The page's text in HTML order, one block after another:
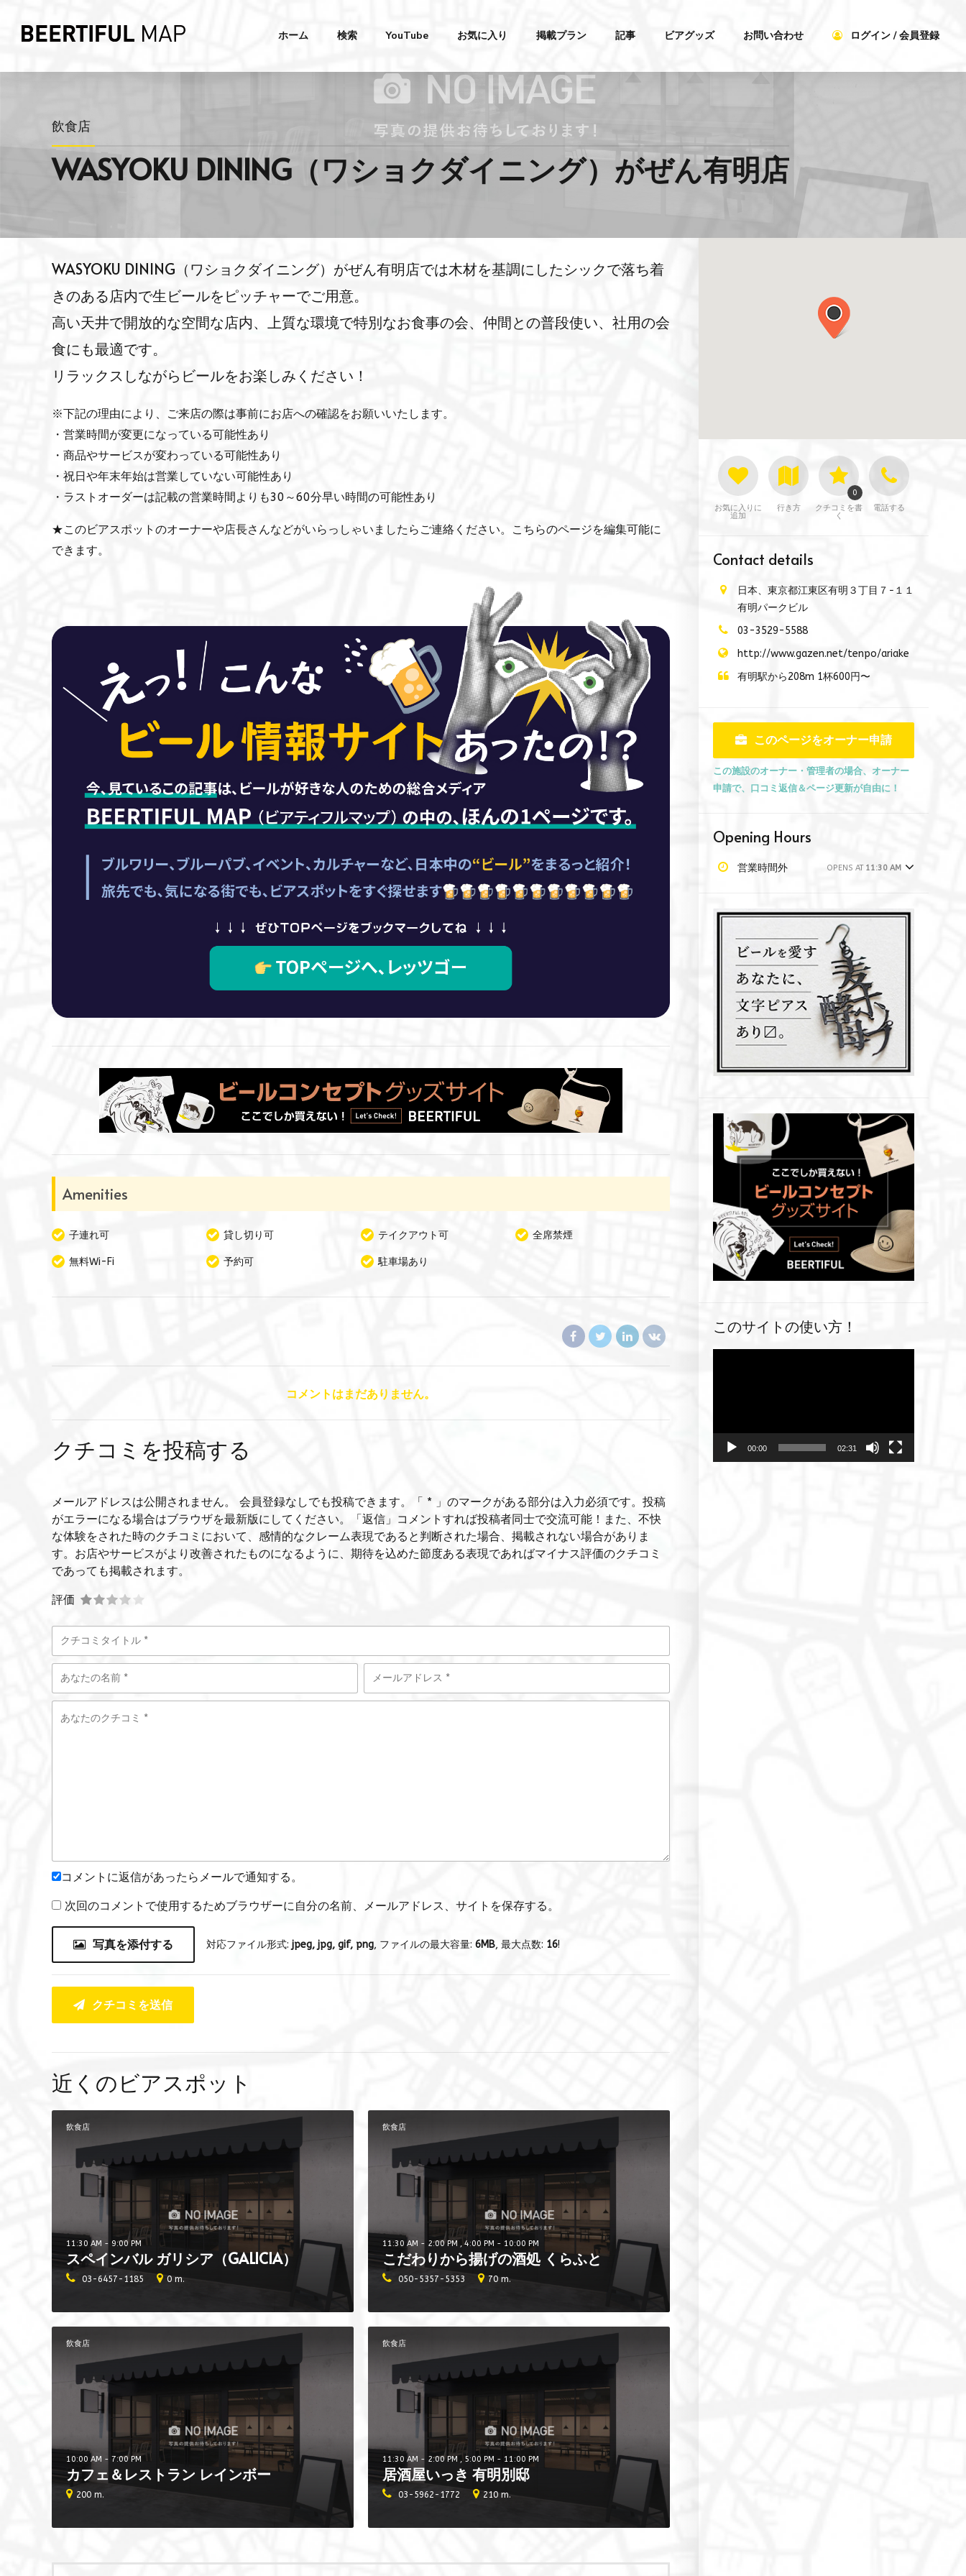
ログイン / 会員登録
ホーム 検索 YouTube お気に入り 掲載プラン 記事 ビアグッズ お問い合わせ
飲食店
WASYOKU DINING（ワショクダイニング）がぜん有明店
WASYOKU DINING（ワショクダイニング）がぜん有明店では木材を基調にしたシックで落ち着
きのある店内で生ビールをピッチャーでご用意。
高い天井で開放的な空間な店内、上質な環境で特別なお食事の会、仲間との普段使い、社用の会
食にも最適です。
リラックスしながらビールをお楽しみください！
※下記の理由により、ご来店の際は事前にお店への確認をお願いいたします。
・営業時間が変更になっている可能性あり
・商品やサービスが変わっている可能性あり
・祝日や年末年始は営業していない可能性あり
・ラストオーダーは記載の営業時間よりも30～60分早い時間の可能性あり
★このビアスポットのオーナーや店長さんなどがいらっしゃいましたらご連絡ください。こちらのページを編集可能に
できます。
Amenities
子連れ可 貸し切り可 テイクアウト可 全席禁煙
無料Wi-Fi 予約可 駐車場あり
コメントはまだありません。
クチコミを投稿する
メールアドレスは公開されません。 会員登録なしでも投稿できます。「 * 」のマークがある部分は入力必須です。投稿
がエラーになる場合はブラウザを最新版にしてください。「返信」コメントすれば投稿者同士で交流可能！また、不快
な体験をされた時のクチコミにおいて、感情的なクレーム表現であると判断された場合、掲載されない場合がありま
す。お店やサービスがより改善されたものになるように、期待を込めた節度ある表現であればマイナス評価のクチコミ
であっても掲載されます。
評価
コメントに返信があったらメールで通知する。
次回のコメントで使用するためブラウザーに自分の名前、メールアドレス、サイトを保存する。
写真を添付する 対応ファイル形式: jpeg, jpg, gif, png, ファイルの最大容量: 6MB, 最大点数: 16!
クチコミを送信
近くのビアスポット
飲食店
スペインバル ガリシア（GALICIA）
11:30 AM - 9:00 PM
03-6457-1185 0 m.
飲食店
こだわりから揚げの酒処 くらふと
11:30 AM - 2:00 PM , 4:00 PM - 10:00 PM
050-5357-5353 70 m.
飲食店
カフェ＆レストラン レインボー
10:00 AM - 7:00 PM
200 m.
飲食店
居酒屋いっき 有明別邸
11:30 AM - 2:00 PM , 5:00 PM - 11:00 PM
03-5962-1772 210 m.
お気に入りに
追加
行き方
クチコミを書
く
0
電話する
Contact details
日本、東京都江東区有明３丁目７−１１
有明パークビル
03-3529-5588
http://www.gazen.net/tenpo/ariake
有明駅から208m 1杯600円〜
このページをオーナー申請
この施設のオーナー・管理者の場合、オーナー
申請で、口コミ返信＆ページ更新が自由に！
Opening Hours
営業時間外 OPENS AT 11:30 AM
このサイトの使い方！
ー
00:00 02:31